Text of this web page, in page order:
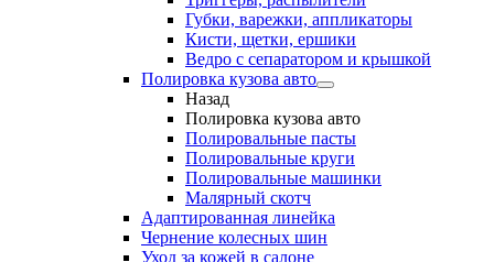
Губки, варежки, аппликаторы
Кисти, щетки, ершики
Ведро с сепаратором и крышкой
Полировка кузова авто
Назад
Полировка кузова авто
Полировальные пасты
Полировальные круги
Полировальные машинки
Малярный cкотч
Адаптированная линейка
Чернение колесных шин
Уход за кожей в салоне